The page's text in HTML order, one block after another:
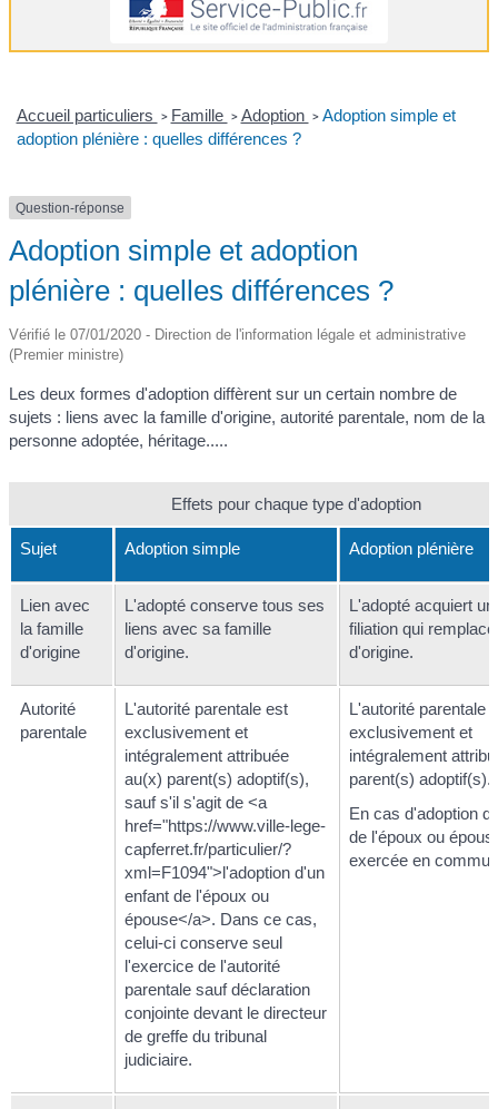
Accueil particuliers > Famille > Adoption > Adoption simple et
adoption plénière : quelles différences ?
Question-réponse
Adoption simple et adoption
plénière : quelles différences ?
Vérifié le 07/01/2020 - Direction de l'information légale et administrative
(Premier ministre)
Les deux formes d'adoption diffèrent sur un certain nombre de
sujets : liens avec la famille d'origine, autorité parentale, nom de la
personne adoptée, héritage.....
Effets pour chaque type d'adoption
Sujet Adoption simple Adoption plénière
Lien avec
la famille
d'origine
L'adopté conserve tous ses
liens avec sa famille
d'origine.
L'adopté acquiert
filiation qui
d'origine.
Autorité
parentale
L'autorité parentale est
exclusivement et
intégralement attribuée
au(x) parent(s) adoptif(s),
sauf s'il s'agit de <a
href="https://www.ville-lege-
capferret.fr/particulier/?
xml=F1094">l'adoption d'un
enfant de l'époux ou
épouse</a>. Dans ce cas,
celui-ci conserve seul
l'exercice de l'autorité
parentale sauf déclaration
conjointe devant le directeur
de greffe du tribunal
judiciaire.
L'autorité parentale
exclusivement et
intégralement
parent(s) adoptif(s).
En cas d'adoption
de l'époux ou
exercée en